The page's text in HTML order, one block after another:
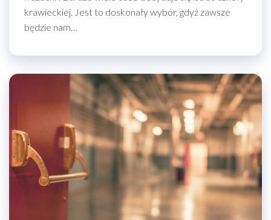
krawieckiej. Jest to doskonały wybór, gdyż zawsze
będzie nam…